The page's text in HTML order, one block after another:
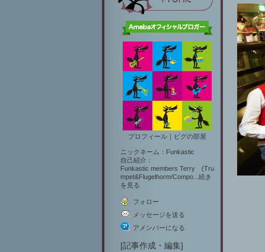
プロフィール ｜ ピグの部屋
ニックネーム： Funkastic
自己紹介：
Funkastic members Terry (Tru
mpet&Flugelhorm/Compo... 続き
を見る
フォロー
メッセージを送る
アメンバーになる
[記事作成・編集]